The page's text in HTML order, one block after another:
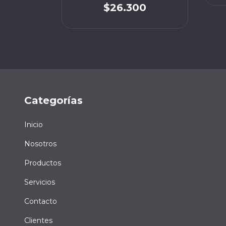
$26.300
Categorías
Inicio
Nosotros
Productos
Servicios
Contacto
Clientes